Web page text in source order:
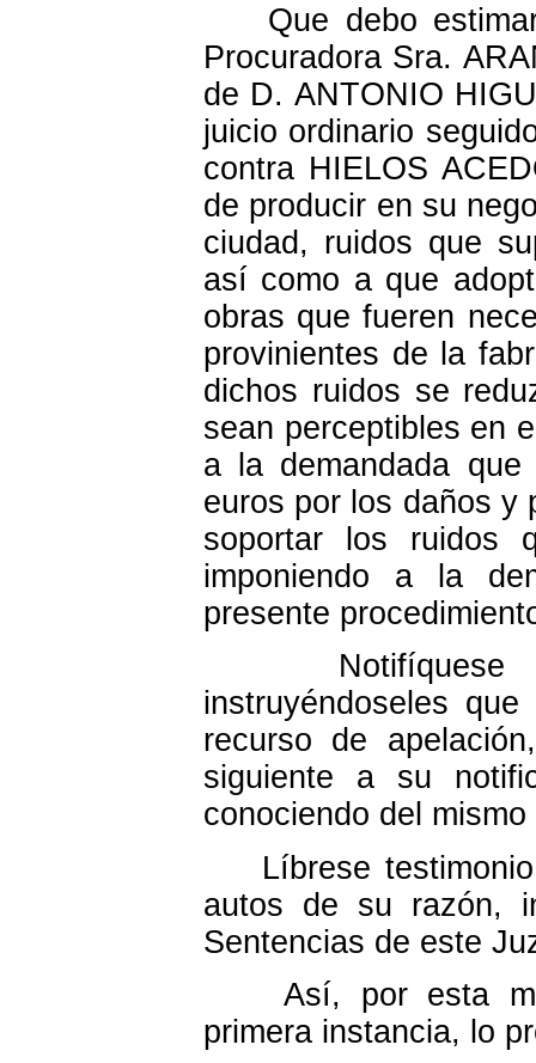
Que debo estimar
Procuradora Sra.
de D. ANTONIO
juicio ordinario
contra HIELOS
de producir en su
ciudad, ruidos que
así como a que
obras que fueren
provinientes de la
dichos ruidos se
sean perceptibles en
a la demandada
euros por los daños y
soportar los ruidos
imponiendo a la
presente
Notifíquese la
instruyéndoseles
recurso de
siguiente a su
conociendo del
Líbrese testimonio
autos de su razón,
Sentencias de este
Así, por esta mi
primera instancia, lo